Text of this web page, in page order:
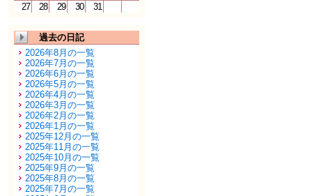
27
28 29 30 31
過去の日記
2026年8月の一覧
2026年7月の一覧
2026年6月の一覧
2026年5月の一覧
2026年4月の一覧
2026年3月の一覧
2026年2月の一覧
2026年1月の一覧
2025年12月の一覧
2025年11月の一覧
2025年10月の一覧
2025年9月の一覧
2025年8月の一覧
2025年7月の一覧